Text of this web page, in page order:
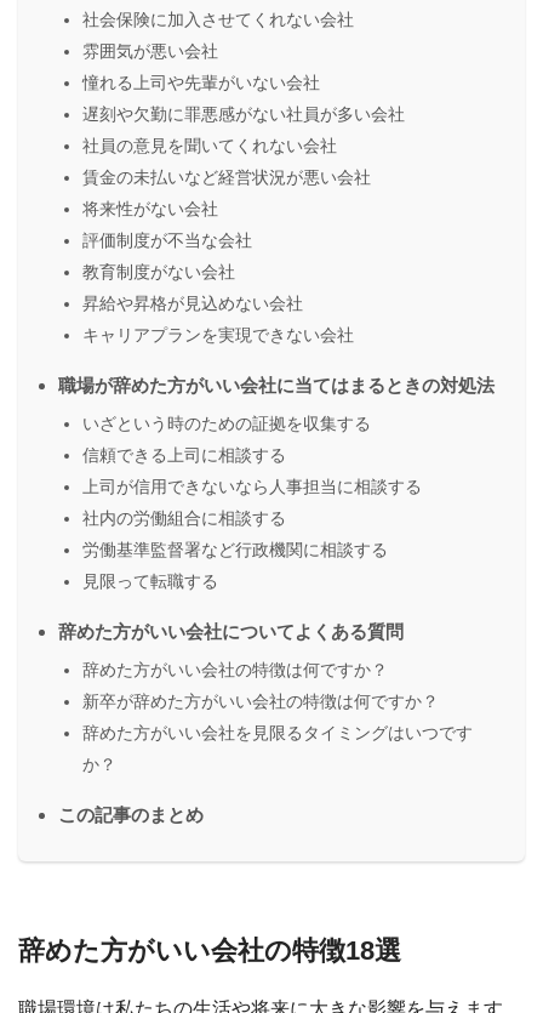
社会保険に加入させてくれない会社
雰囲気が悪い会社
憧れる上司や先輩がいない会社
遅刻や欠勤に罪悪感がない社員が多い会社
社員の意見を聞いてくれない会社
賃金の未払いなど経営状況が悪い会社
将来性がない会社
評価制度が不当な会社
教育制度がない会社
昇給や昇格が見込めない会社
キャリアプランを実現できない会社
職場が辞めた方がいい会社に当てはまるときの対処法
いざという時のための証拠を収集する
信頼できる上司に相談する
上司が信用できないなら人事担当に相談する
社内の労働組合に相談する
労働基準監督署など行政機関に相談する
見限って転職する
辞めた方がいい会社についてよくある質問
辞めた方がいい会社の特徴は何ですか？
新卒が辞めた方がいい会社の特徴は何ですか？
辞めた方がいい会社を見限るタイミングはいつです
か？
この記事のまとめ
辞めた方がいい会社の特徴18選
職場環境は私たちの生活や将来に大きな影響を与えます。